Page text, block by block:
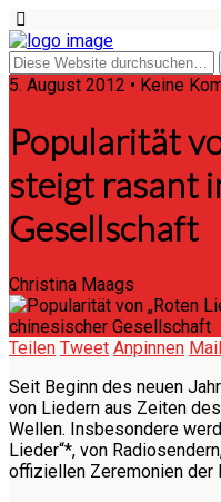
5. August 2012 • Keine
Popularität
steigt rasant
Gesellschaft
Christina Maags
Teilen Tweet Anpinnen Mail
Seit Beginn des neuen
von Liedern aus Zeiten
Wellen. Insbesondere
Lieder“*, von
offiziellen Zeremonien der